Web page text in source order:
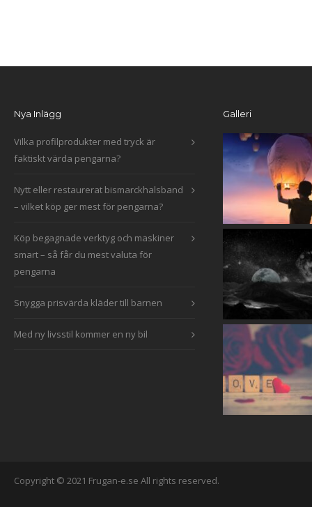
Nya Inlägg
Vilka profilprodukter med tryck är
faktiskt värda pengarna?
Nytt eller restaurerat bismarckhalsband
– vilket köp ger mest för pengarna?
Köp begagnade verktyg och maskiner
smart – så får du mest valuta för
pengarna
Snygga prisvärda kläder till barnen
Med ny livsstil kommer en ny bil
Galleri
Copyright © 2021 Frugan-e.se All rights reserved.